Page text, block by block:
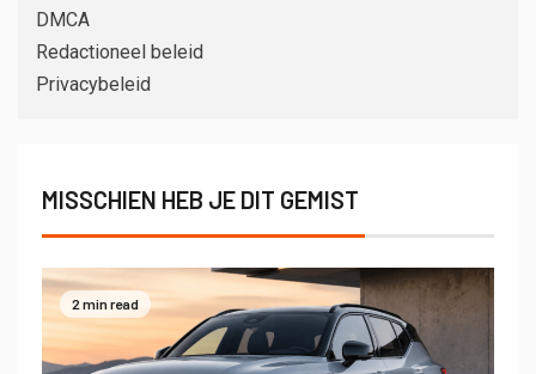
DMCA
Redactioneel beleid
Privacybeleid
MISSCHIEN HEB JE DIT GEMIST
2 min read